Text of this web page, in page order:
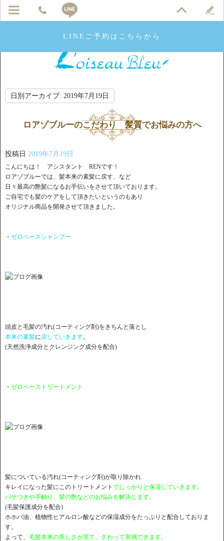
LINEご予約はこちらから
日別アーカイブ: 2019年7月19日
ロアゾブルーのこだわり 髪質でお悩みの方へ
投稿日 2019年7月19日
こんにちは！ アシスタント RENです！
ロアゾブルーでは、髪本来の素髪に戻す、など
日々最高の艶髪になるお手伝いをさせて頂いております。
ご自宅でも髪のケアをして頂きたいというのもあり
オリジナル商品を開発させて頂きました。
・ ゼロベースシャンプー
頭皮と毛髪の汚れ(コーティング剤)をきちんと落とし
本来の素髪に戻していきます。
(天然洗浄成分とクレンジング成分を配合)
・ ゼロベーストリートメント
髪についている汚れ(コーティング剤)が取り除かれ
キレイになった髪にこのトリートメント でしっかりと保湿していきます。
パサつきや手触り、髪の艶などのお悩みを解決します。
(毛髪保護成分を配合)
ホホバ油、植物性ヒアルロン酸などの保湿成分をたっぷりと配合しておりま
す。
よって、 毛髪本来の美しさが見て、さわって実感できます。